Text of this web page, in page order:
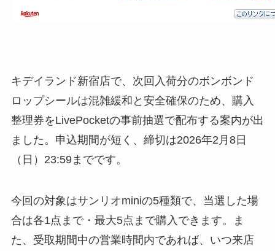
キデイランド新宿店で、次回入荷分のボンボンド
ロップシールは混雑緩和と安全確保のため、購入
整理券をLivePocketの事前抽選で配布する案内が出
ました。申込期間が短く、締切は2026年2月8日
（日）23:59までです。
今回の対象はサンリオminiの5種類で、当選した場
合は各1点まで・最大5点まで購入できます。ま
た、受取期間中の営業時間内であれば、いつ来店